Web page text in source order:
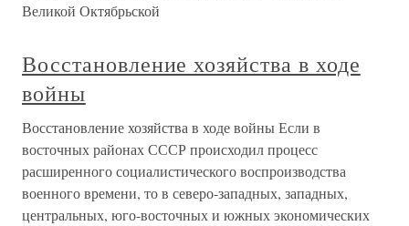
Великой Октябрьской
Восстановление хозяйства в ходе
войны
Восстановление хозяйства в ходе войны Если в
восточных районах СССР происходил процесс
расширенного социалистического воспроизводства
военного времени, то в северо-западных, западных,
центральных, юго-восточных и южных экономических